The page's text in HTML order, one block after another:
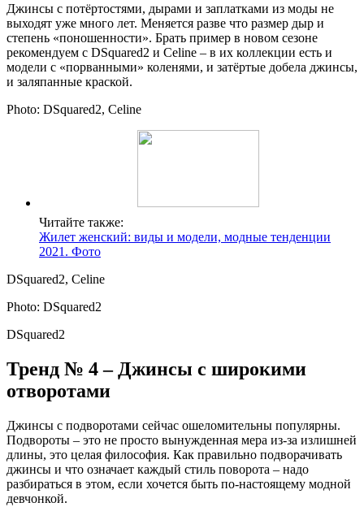
Джинсы с потёртостями, дырами и заплатками из моды не
выходят уже много лет. Меняется разве что размер дыр и
степень «поношенности». Брать пример в новом сезоне
рекомендуем с DSquared2 и Celine – в их коллекции есть и
модели с «порванными» коленями, и затёртые добела джинсы,
и заляпанные краской.
Photo: DSquared2, Celine
Читайте также:
Жилет женский: виды и модели, модные тенденции
2021. Фото
DSquared2, Celine
Photo: DSquared2
DSquared2
Тренд № 4 – Джинсы с широкими
отворотами
Джинсы с подворотами сейчас ошеломительны популярны.
Подвороты – это не просто вынужденная мера из-за излишней
длины, это целая философия. Как правильно подворачивать
джинсы и что означает каждый стиль поворота – надо
разбираться в этом, если хочется быть по-настоящему модной
девчонкой.